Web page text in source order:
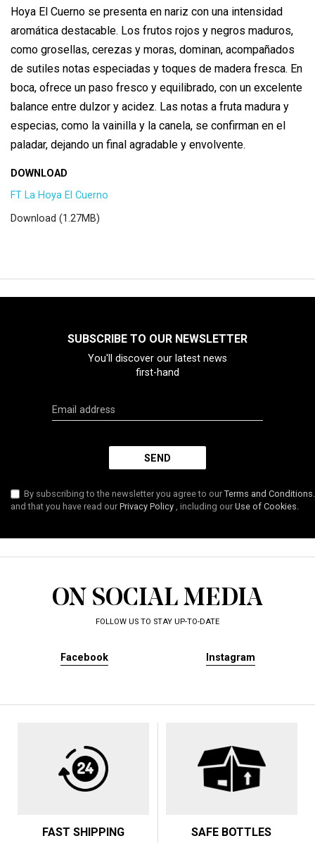
Hoya El Cuerno se presenta en nariz con una intensidad
aromática destacable. Los frutos rojos y negros maduros,
como grosellas, cerezas y moras, dominan, acompañados
de sutiles notas especiadas y toques de madera fresca. En
boca, ofrece un paso fresco y equilibrado, con un excelente
balance entre dulzor y acidez. Las notas a fruta madura y
especias, como la vainilla y la canela, se confirman en el
paladar, dejando un final agradable y envolvente.
DOWNLOAD
FT La Hoya El Cuerno
Download (1.27MB)
SUBSCRIBE TO OUR NEWSLETTER
You'll discover our latest news
first-hand
By subscribing to the newsletter you agree to our Terms and Conditions.
and that you have read our Privacy Policy , including our Use of Cookies.
ON SOCIAL MEDIA
FOLLOW US TO STAY UP-TO-DATE
Facebook Instagram
FAST SHIPPING SAFE BOTTLES